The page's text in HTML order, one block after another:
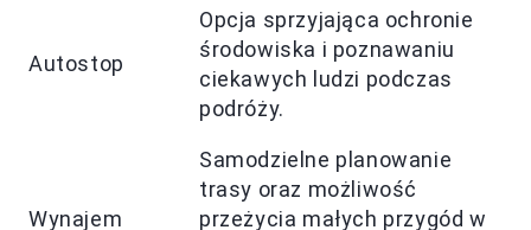
Autostop
Opcja sprzyjająca ochronie
środowiska i poznawaniu
ciekawych ludzi podczas
podróży.
Wynajem
Samodzielne planowanie
trasy oraz możliwość
przeżycia małych przygód w